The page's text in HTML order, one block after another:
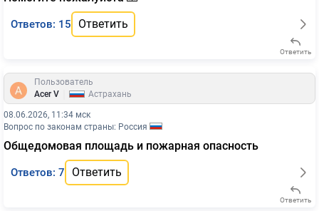
Ответов: 15 Ответить
Ответить
Пользователь
Acer V
Астрахань
08.06.2026, 11:34 мск
Вопрос по законам страны: Россия
Общедомовая площадь и пожарная опасность
Ответов: 7 Ответить
Ответить